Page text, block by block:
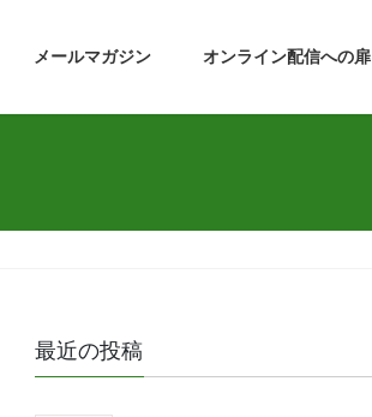
メールマガジン オンライン配信への扉
最近の投稿